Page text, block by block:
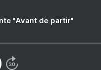
"Avant de partir"